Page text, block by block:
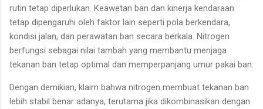
rutin tetap diperlukan. Keawetan ban dan kinerja kendaraan
tetap dipengaruhi oleh faktor lain seperti pola berkendara,
kondisi jalan, dan perawatan ban secara berkala. Nitrogen
berfungsi sebagai nilai tambah yang membantu menjaga
tekanan ban tetap optimal dan memperpanjang umur pakai ban.
Dengan demikian, klaim bahwa nitrogen membuat tekanan ban
lebih stabil benar adanya, terutama jika dikombinasikan dengan